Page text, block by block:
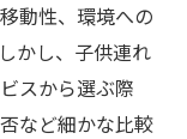
動性、環境への
かし、子供連れ
スから選ぶ際
など細かな比較